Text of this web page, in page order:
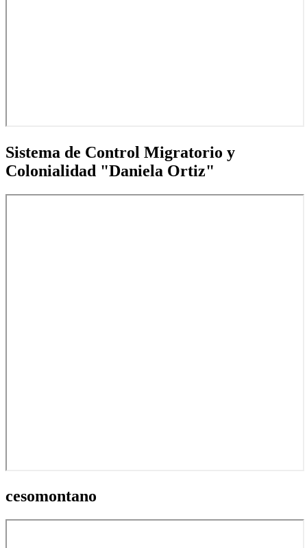
Sistema de Control Migratorio y
Colonialidad "Daniela Ortiz"
cesomontano